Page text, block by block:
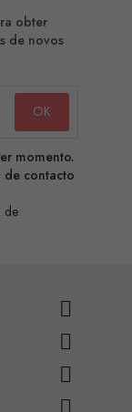
obter
de novos
momento.
de contacto
de


